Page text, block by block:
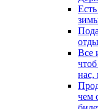
Все
нас,
чем